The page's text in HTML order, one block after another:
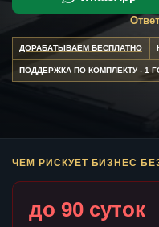
ДОРАБАТЫВАЕМ БЕСПЛАТНО
ПОДДЕРЖКА ПО КОМПЛЕКТУ - 1
ЧЕМ РИСКУЕТ БИЗНЕС
до 90 суток